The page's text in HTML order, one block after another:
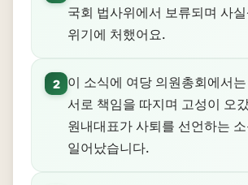
국회 법사위에서 보류되며 사
위기에 처했어요.
2
이 소식에 여당 의원총회에서
서로 책임을 따지며 고성이 오
원내대표가 사퇴를 선언하는
일어났습니다.